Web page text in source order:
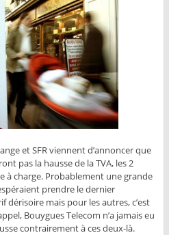
et SFR viennent d’annoncer que
pas la hausse de la TVA, les 2
à charge. Probablement une grande
prendre le dernier
dérisoire mais pour les autres, c’est
Bouygues Telecom n’a jamais eu
contrairement à ces deux-là.